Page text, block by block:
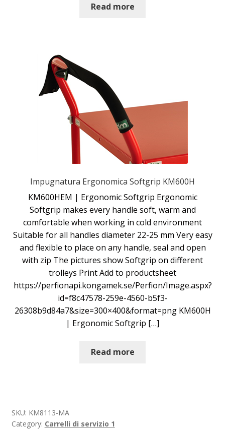
Read more
Impugnatura Ergonomica Softgrip KM600H
KM600HEM | Ergonomic Softgrip Ergonomic
Softgrip makes every handle soft, warm and
comfortable when working in cold environment
Suitable for all handles diameter 22-25 mm Very easy
and flexible to place on any handle, seal and open
with zip The pictures show Softgrip on different
trolleys Print Add to productsheet
https://perfionapi.kongamek.se/Perfion/Image.aspx?
id=f8c47578-259e-4560-b5f3-
26308b9d84a7&size=300×400&format=png KM600H
| Ergonomic Softgrip […]
Read more
SKU: KM8113-MA
Category: Carrelli di servizio 1